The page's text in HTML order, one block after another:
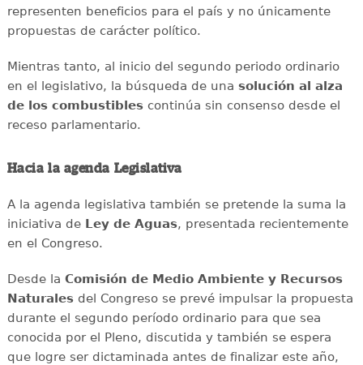
representen beneficios para el país y no únicamente
propuestas de carácter político.
Mientras tanto, al inicio del segundo periodo ordinario
en el legislativo, la búsqueda de una solución al alza
de los combustiblescontinúa sin consenso desde el
receso parlamentario.
Hacia la agenda Legislativa
A la agenda legislativa también se pretende la suma la
iniciativa de Ley de Aguas, presentada recientemente
en el Congreso.
Desde la Comisión de Medio Ambiente y Recursos
Naturalesdel Congreso se prevé impulsar la propuesta
durante el segundo período ordinario para que sea
conocida por el Pleno, discutida y también se espera
que logre ser dictaminada antes de finalizar este año,